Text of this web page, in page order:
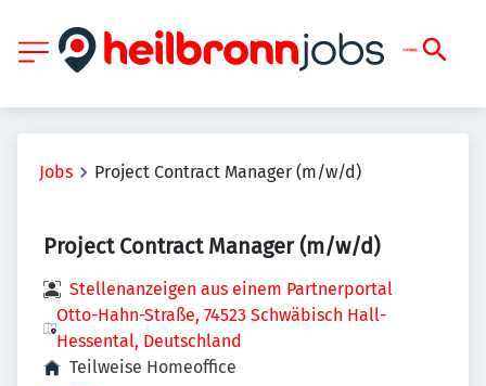
Jobs Project Contract Manager (m/w/d)
Project Contract Manager (m/w/d)
Stellenanzeigen aus einem Partnerportal
Otto-Hahn-Straße, 74523 Schwäbisch Hall-
Hessental, Deutschland
Teilweise Homeoffice